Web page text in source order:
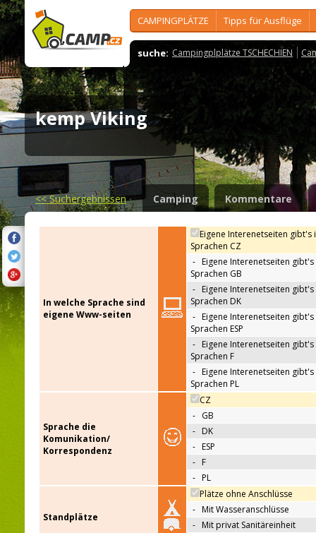
CAMPINGPLÄTZE Tipps für Ausflüge
suche: Campingplplätze TSCHECHIEN
kemp Viking
<<Suchergebnissen Camping Kommentare
In welche Sprache sind
eigene Www-seiten
Eigene Interenetseiten gibt's
Sprachen CZ
- Eigene Interenetseiten gibt's
Sprachen GB
- Eigene Interenetseiten gibt's
Sprachen DK
- Eigene Interenetseiten gibt's
Sprachen ESP
- Eigene Interenetseiten gibt's
Sprachen F
- Eigene Interenetseiten gibt's
Sprachen PL
Sprache die
Komunikation/
Korrespondenz
CZ
- GB
- DK
- ESP
- F
- PL
Standplätze
Plätze ohne Anschlüsse
- Mit Wasseranschlüsse
- Mit privat Sanitäreinheit